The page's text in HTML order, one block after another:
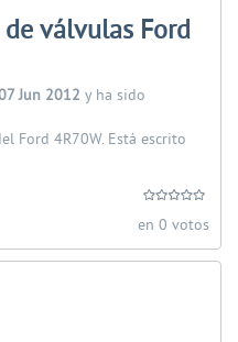
válvulas Ford
Jun 2012 y ha sido
Ford 4R70W. Está escrito
en 0 votos